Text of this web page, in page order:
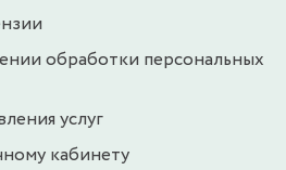
обработки персональных
услуг
кабинету